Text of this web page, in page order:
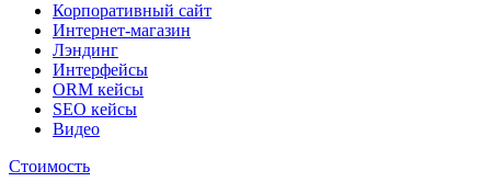
Корпоративный сайт
Интернет-магазин
Лэндинг
Интерфейсы
ORM кейсы
SEO кейсы
Видео
Стоимость